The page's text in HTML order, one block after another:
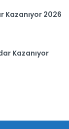
Kazanıyor 2026
Kazanıyor